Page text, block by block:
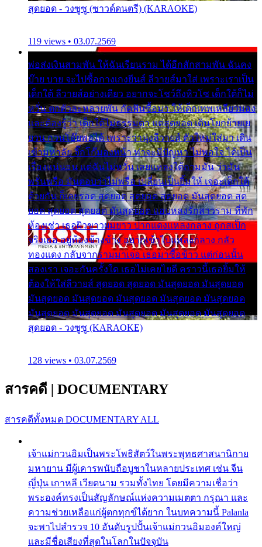
สุดยอด - วงซูซู (ซาวด์ดนตรี) (KARAOKE)
119 views • 03.07.2569
พ่อส่งเงินสามพัน ให้ฉันเรียนราม ได้อีกสักสามพัน ฉันคง
บ๊าย บาย จะไปซื้อกางเกงยีนส์ ลีวายส์มาใส่ เพราะเราเป็น
เด็กใต้ ลีวายส์อย่างเดียว อยากจะโชว์ถึงหิวโซ เด็กใต้ก็ไม่
หวั่น ตกตัวละหลายพัน กัดฟันซื้อมา ให้เด็กเทพเหลียวมอง
และต้องรู้ว่า เด็กใต้ไม่ธรรมดา แต่สุดยอด เดินโยกย้ายเย
ยวน กวนโอ๊ยพอได้ เพราะว่านุ่งลีวายส์ ตัวใหม่ใส่มา เดิน
เข้ามหาลัย จิ๊กโก๊มองหน้า ท่าจะมีปัญหา ไม่พอใจ ได้เป็น
เรื่องแน่นอน แต่ฉันไม่หวั่น เลยแหลงใต้ถามมัน ว่ามัน
พรั่นพรือ มันตอบว่าไม่พรื่อ เปลี่ยนเป็นยิ้มให้ เจอะเด็กใต้
ด้วยกัน ก็เลยรอด สุดยอด สุดยอด สุดยอด มันสุดยอด สุด
ยอด สุดยอด สุดยอด มันสุดยอด แอบหลงรักสาวราม ที่พัก
ห้องเช่า เธอผิวขาวผมยาว ปากแดงแหลงกลาง ถูกสเป็ก
จริงเธอ อยู่ห้องข้างข้าง อยากเข้าไปแหลงกลาง กลัว
ทองแดง กลับจากรามมาเจอ เธอมาซื้อข้าว แต่ก่อนนั้น
สองเรา เจอะกันครั้งใด เธอไม่เคยไยดี คราวนี้เธอยิ้มให้
ต้องให้ใส่ลีวายส์ สุดยอด สุดยอด มันสุดยอด มันสุดยอด
มันสุดยอด มันสุดยอด มันสุดยอด มันสุดยอด มันสุดยอด
มันสุดยอด มันสุดยอด มันสุดยอด มันสุดยอด มันสุดยอด
สุดยอด - วงซูซู (KARAOKE)
128 views • 03.07.2569
สารคดี | DOCUMENTARY
สารคดีทั้งหมด DOCUMENTARY ALL
เจ้าแม่กวนอิมเป็นพระโพธิสัตว์ในพระพุทธศาสนานิกาย
มหายาน มีผู้เคารพนับถือบูชาในหลายประเทศ เช่น จีน
ญี่ปุ่น เกาหลี เวียดนาม รวมทั้งไทย โดยมีความเชื่อว่า
พระองค์ทรงเป็นสัญลักษณ์แห่งความเมตตา กรุณา และ
ความช่วยเหลือแก่ผู้ตกทุกข์ได้ยาก ในบทความนี้ Palanla
จะพาไปสำรวจ 10 อันดับรูปปั้นเจ้าแม่กวนอิมองค์ใหญ่
และมีชื่อเสียงที่สุดในโลกในปัจจุบัน